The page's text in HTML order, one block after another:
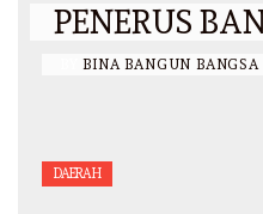
PENERUS
BINA BANGUN BANGSA
DAERAH